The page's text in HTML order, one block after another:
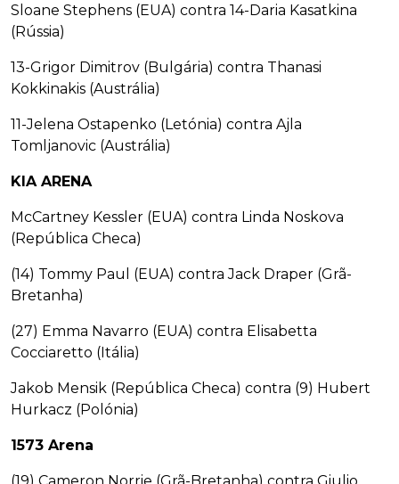
Sloane Stephens (EUA) contra 14-Daria Kasatkina
(Rússia)
13-Grigor Dimitrov (Bulgária) contra Thanasi
Kokkinakis (Austrália)
11-Jelena Ostapenko (Letónia) contra Ajla
Tomljanovic (Austrália)
KIA ARENA
McCartney Kessler (EUA) contra Linda Noskova
(República Checa)
(14) Tommy Paul (EUA) contra Jack Draper (Grã-
Bretanha)
(27) Emma Navarro (EUA) contra Elisabetta
Cocciaretto (Itália)
Jakob Mensik (República Checa) contra (9) Hubert
Hurkacz (Polónia)
1573 Arena